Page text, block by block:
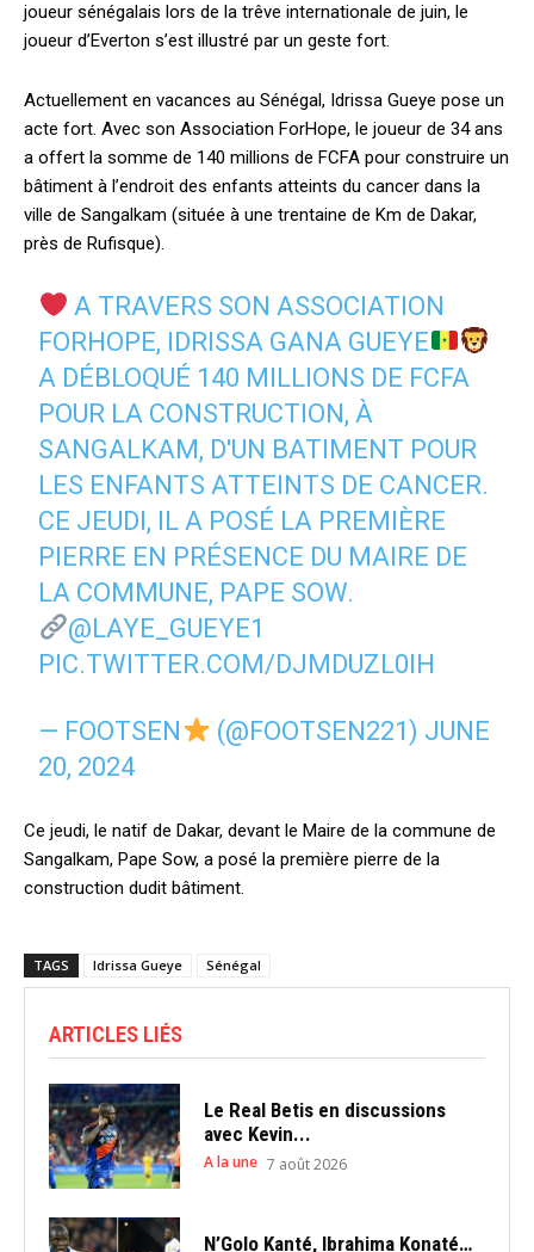
joueur sénégalais lors de la trêve internationale de juin, le
joueur d’Everton s’est illustré par un geste fort.
Actuellement en vacances au Sénégal, Idrissa Gueye pose un
acte fort. Avec son Association ForHope, le joueur de 34 ans
a offert la somme de 140 millions de FCFA pour construire un
bâtiment à l’endroit des enfants atteints du cancer dans la
ville de Sangalkam (située à une trentaine de Km de Dakar,
près de Rufisque).
A TRAVERS SON ASSOCIATION
FORHOPE, IDRISSA GANA GUEYE
A DÉBLOQUÉ 140 MILLIONS DE FCFA
POUR LA CONSTRUCTION, À
SANGALKAM, D'UN BATIMENT POUR
LES ENFANTS ATTEINTS DE CANCER.
CE JEUDI, IL A POSÉ LA PREMIÈRE
PIERRE EN PRÉSENCE DU MAIRE DE
LA COMMUNE, PAPE SOW.
@LAYE_GUEYE1
PIC.TWITTER.COM/DJMDUZL0IH
— FOOTSEN (@FOOTSEN221) JUNE
20, 2024
Ce jeudi, le natif de Dakar, devant le Maire de la commune de
Sangalkam, Pape Sow, a posé la première pierre de la
construction dudit bâtiment.
TAGS Idrissa Gueye Sénégal
ARTICLES LIÉS
Le Real Betis en discussions
avec Kevin...
A la une 7 août 2026
N’Golo Kanté, Ibrahima Konaté…